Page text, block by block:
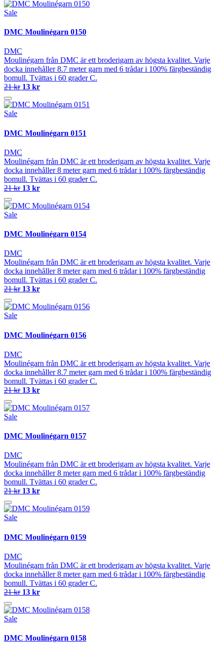
Sale
DMC Moulinégarn 0150
DMC
Moulinégarn från DMC är ett broderigarn av högsta kvalitet. Varje
docka innehåller 8.7 meter garn med 6 trådar i 100% färgbeständig
bomull. Tvättas i 60 grader C.
21 kr 13 kr
Sale
DMC Moulinégarn 0151
DMC
Moulinégarn från DMC är ett broderigarn av högsta kvalitet. Varje
docka innehåller 8 meter garn med 6 trådar i 100% färgbeständig
bomull. Tvättas i 60 grader C.
21 kr 13 kr
Sale
DMC Moulinégarn 0154
DMC
Moulinégarn från DMC är ett broderigarn av högsta kvalitet. Varje
docka innehåller 8 meter garn med 6 trådar i 100% färgbeständig
bomull. Tvättas i 60 grader C.
21 kr 13 kr
Sale
DMC Moulinégarn 0156
DMC
Moulinégarn från DMC är ett broderigarn av högsta kvalitet. Varje
docka innehåller 8.7 meter garn med 6 trådar i 100% färgbeständig
bomull. Tvättas i 60 grader C.
21 kr 13 kr
Sale
DMC Moulinégarn 0157
DMC
Moulinégarn från DMC är ett broderigarn av högsta kvalitet. Varje
docka innehåller 8 meter garn med 6 trådar i 100% färgbeständig
bomull. Tvättas i 60 grader C.
21 kr 13 kr
Sale
DMC Moulinégarn 0159
DMC
Moulinégarn från DMC är ett broderigarn av högsta kvalitet. Varje
docka innehåller 8 meter garn med 6 trådar i 100% färgbeständig
bomull. Tvättas i 60 grader C.
21 kr 13 kr
Sale
DMC Moulinégarn 0158